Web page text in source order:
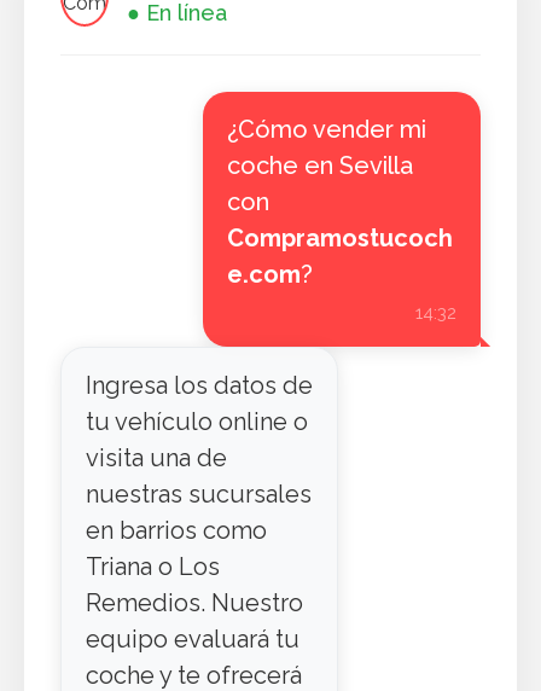
● En línea
¿Cómo vender mi
coche en Sevilla
con
Compramostucoch
e.com?
14:32
Ingresa los datos de
tu vehículo online o
visita una de
nuestras sucursales
en barrios como
Triana o Los
Remedios. Nuestro
equipo evaluará tu
coche y te ofrecerá